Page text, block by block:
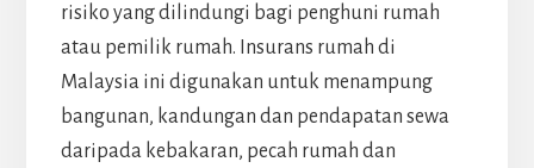
risiko yang dilindungi bagi penghuni rumah
atau pemilik rumah. Insurans rumah di
Malaysia ini digunakan untuk menampung
bangunan, kandungan dan pendapatan sewa
daripada kebakaran, pecah rumah dan